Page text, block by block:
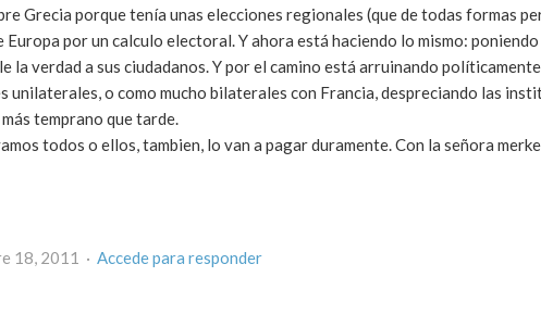
Grecia porque tenía unas elecciones regionales (que de todas formas
por un calculo electoral. Y ahora está haciendo lo mismo:
la verdad a sus ciudadanos. Y por el camino está arruinando
unilaterales, o como mucho bilaterales con Francia, despreciando las
temprano que tarde.
todos o ellos, tambien, lo van a pagar duramente. Con la señora
18, 2011 · Accede para responder